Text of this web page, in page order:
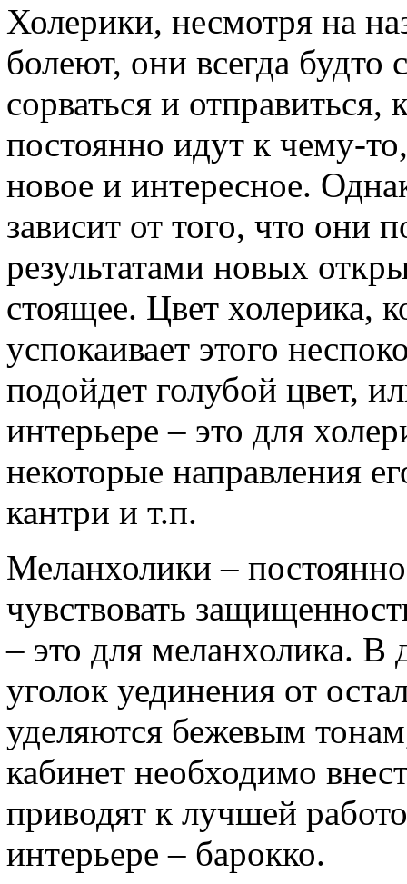
Холерики, несмотря на
болеют, они всегда будто
сорваться и отправиться,
постоянно идут к чему-
новое и интересное.
зависит от того, что они
результатами новых
стоящее. Цвет холерика,
успокаивает этого
подойдет голубой цвет,
интерьере – это для
некоторые направления
кантри и т.п.
Меланхолики –
чувствовать
– это для меланхолика. В
уголок уединения от
уделяются бежевым
кабинет необходимо
приводят к лучшей
интерьере – барокко.